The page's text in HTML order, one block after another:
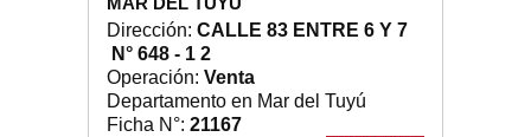
Dirección: CALLE 83 ENTRE 6 Y 7
N° 648 - 1 2
Operación: Venta
Departamento en Mar del Tuyú
Ficha N°: 21167